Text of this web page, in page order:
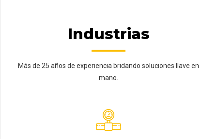
Industrias
Más de 25 años de experiencia bridando soluciones llave en
mano.